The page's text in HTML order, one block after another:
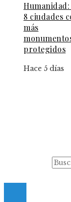
Humanidad:
8 ciudades
más
protegidos
Hace 5 días